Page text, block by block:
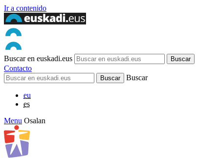
Ir a contenido
Buscar en euskadi.eus
Contacto
Buscar
eu
es
Menu Osalan